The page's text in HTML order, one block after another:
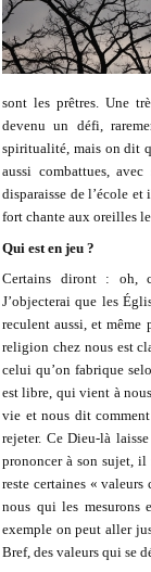
sont les prêtres. Une
devenu un défi,
spiritualité, mais on dit
aussi combattues,
disparaisse de l’école
fort chante aux oreilles
Qui est en jeu ?
Certains diront : oh,
J’objecterai que les
reculent aussi, et
religion chez nous est
celui qu’on fabrique
est libre, qui vient à
vie et nous dit
rejeter. Ce Dieu-là
prononcer à son sujet, il
reste certaines «
nous qui les mesurons
exemple on peut aller
Bref, des valeurs qui se